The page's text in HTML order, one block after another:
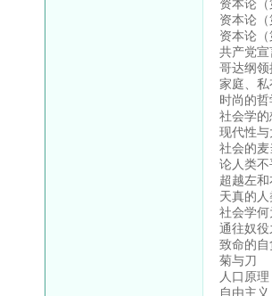
资本论（
资本论（
资本论（
共产党宣
哥达纲领
家庭、
时尚的哲
社会学的
现代性
社会的
论人类
超越左和
天真的
社会学何
通往奴役
致命的自
菊与刀
人口原理
自由主义